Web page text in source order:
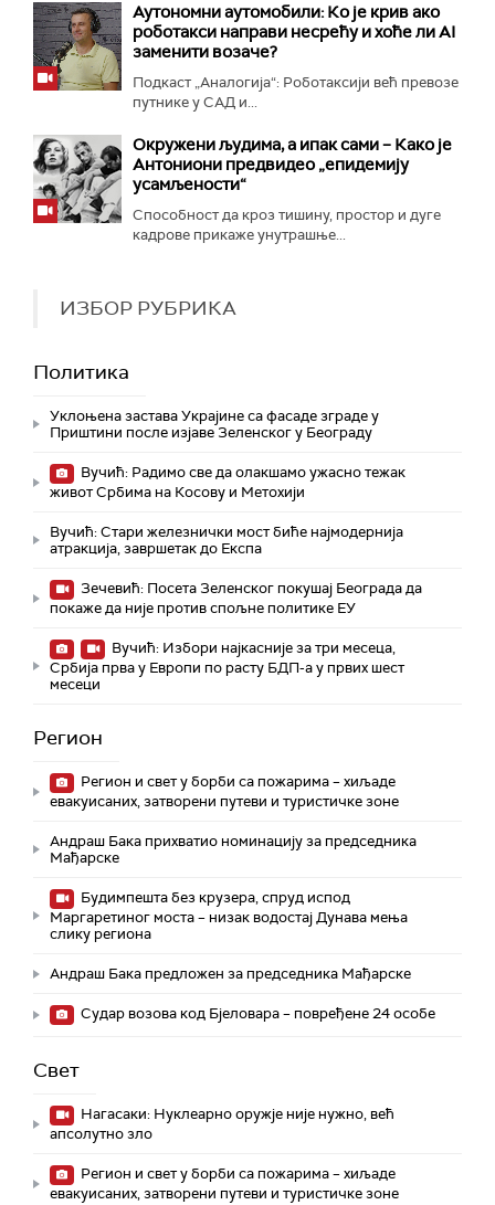
Аутономни аутомобили: Ко је крив ако
роботакси направи несрећу и хоће ли AI
заменити возаче?
Подкаст „Аналогија“: Роботаксији већ превозе
путнике у САД и...
Окружени људима, а ипак сами – Како је
Антониони предвидео „епидемију
усамљености“
Способност да кроз тишину, простор и дуге
кадрове прикаже унутрашње...
ИЗБОР РУБРИКА
Политика
Уклоњена застава Украјине са фасаде зграде у
Приштини после изјаве Зеленског у Београду
Вучић: Радимо све да олакшамо ужасно тежак
живот Србима на Косову и Метохији
Вучић: Стари железнички мост биће најмодернија
атракција, завршетак до Експа
Зечевић: Посета Зеленског покушај Београда да
покаже да није против спољне политике ЕУ
Вучић: Избори најкасније за три месеца,
Србија прва у Европи по расту БДП-а у првих шест
месеци
Регион
Регион и свет у борби са пожарима – хиљаде
евакуисаних, затворени путеви и туристичке зоне
Андраш Бака прихватио номинацију за председника
Мађарске
Будимпешта без крузера, спруд испод
Маргаретиног моста – низак водостај Дунава мења
слику региона
Андраш Бакa предложен за председника Мађарске
Судар возова код Бјеловара – повређене 24 особе
Свет
Нагасаки: Нуклеарно оружје није нужно, већ
апсолутно зло
Регион и свет у борби са пожарима – хиљаде
евакуисаних, затворени путеви и туристичке зоне